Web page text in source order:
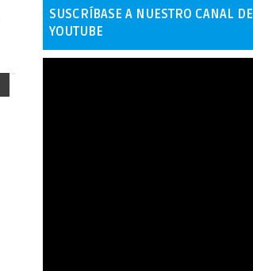
SUSCRÍBASE A NUESTRO CANAL DE
YOUTUBE